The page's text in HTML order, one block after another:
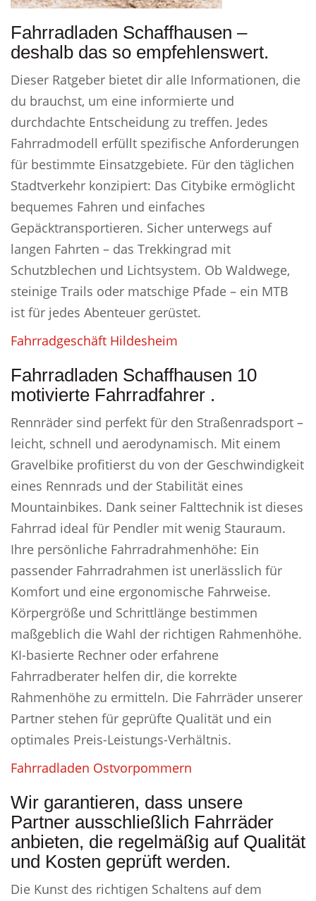
Fahrradladen Schaffhausen –
deshalb das so empfehlenswert.
Dieser Ratgeber bietet dir alle Informationen, die
du brauchst, um eine informierte und
durchdachte Entscheidung zu treffen. Jedes
Fahrradmodell erfüllt spezifische Anforderungen
für bestimmte Einsatzgebiete. Für den täglichen
Stadtverkehr konzipiert: Das Citybike ermöglicht
bequemes Fahren und einfaches
Gepäcktransportieren. Sicher unterwegs auf
langen Fahrten – das Trekkingrad mit
Schutzblechen und Lichtsystem. Ob Waldwege,
steinige Trails oder matschige Pfade – ein MTB
ist für jedes Abenteuer gerüstet.
Fahrradgeschäft Hildesheim
Fahrradladen Schaffhausen 10
motivierte Fahrradfahrer .
Rennräder sind perfekt für den Straßenradsport –
leicht, schnell und aerodynamisch. Mit einem
Gravelbike profitierst du von der Geschwindigkeit
eines Rennrads und der Stabilität eines
Mountainbikes. Dank seiner Falttechnik ist dieses
Fahrrad ideal für Pendler mit wenig Stauraum.
Ihre persönliche Fahrradrahmenhöhe: Ein
passender Fahrradrahmen ist unerlässlich für
Komfort und eine ergonomische Fahrweise.
Körpergröße und Schrittlänge bestimmen
maßgeblich die Wahl der richtigen Rahmenhöhe.
KI-basierte Rechner oder erfahrene
Fahrradberater helfen dir, die korrekte
Rahmenhöhe zu ermitteln. Die Fahrräder unserer
Partner stehen für geprüfte Qualität und ein
optimales Preis-Leistungs-Verhältnis.
Fahrradladen Ostvorpommern
Wir garantieren, dass unsere
Partner ausschließlich Fahrräder
anbieten, die regelmäßig auf Qualität
und Kosten geprüft werden.
Die Kunst des richtigen Schaltens auf dem